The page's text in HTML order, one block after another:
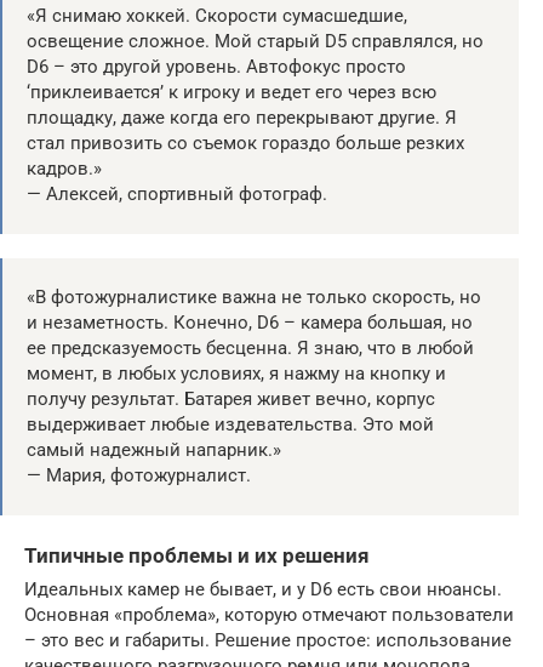
«Я снимаю хоккей. Скорости сумасшедшие,
освещение сложное. Мой старый D5 справлялся, но
D6 – это другой уровень. Автофокус просто
‘приклеивается’ к игроку и ведет его через всю
площадку, даже когда его перекрывают другие. Я
стал привозить со съемок гораздо больше резких
кадров.»
— Алексей, спортивный фотограф.
«В фотожурналистике важна не только скорость, но
и незаметность. Конечно, D6 – камера большая, но
ее предсказуемость бесценна. Я знаю, что в любой
момент, в любых условиях, я нажму на кнопку и
получу результат. Батарея живет вечно, корпус
выдерживает любые издевательства. Это мой
самый надежный напарник.»
— Мария, фотожурналист.
Типичные проблемы и их решения
Идеальных камер не бывает, и у D6 есть свои нюансы.
Основная «проблема», которую отмечают пользователи
– это вес и габариты. Решение простое: использование